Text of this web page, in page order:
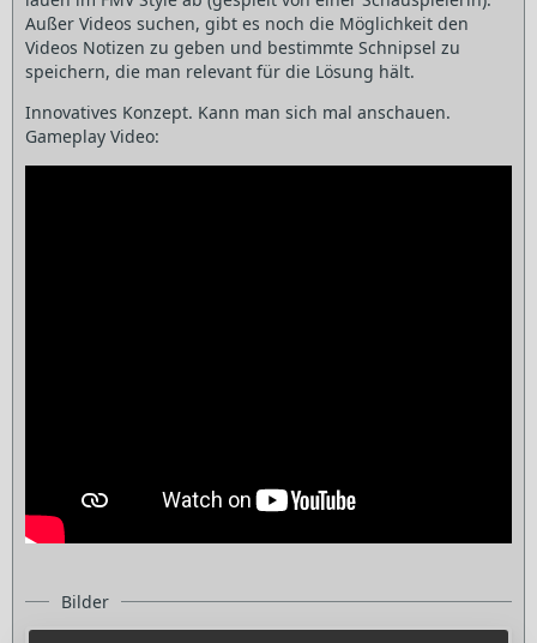
Außer Videos suchen, gibt es noch die Möglichkeit den
Videos Notizen zu geben und bestimmte Schnipsel zu
speichern, die man relevant für die Lösung hält.
Innovatives Konzept. Kann man sich mal anschauen.
Gameplay Video:
Bilder